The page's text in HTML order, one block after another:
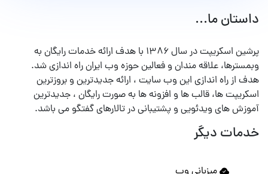
داستان ما...
پرشین اسکریپت در سال ۱۳۸۶ با هدف ارائه خدمات رایگان به
وبمسترها، علاقه مندان و فعالین حوزه وب ایران راه اندازی شد.
هدف از راه اندازی این وب سایت ، ارائه جدیدترین و بروزترین
اسکریپت ها، قالب ها و افزونه ها به صورت رایگان ، جدیدترین
آموزش های ویدئویی و پشتیبانی در تالارهای گفتگو می باشد.
خدمات دیگر